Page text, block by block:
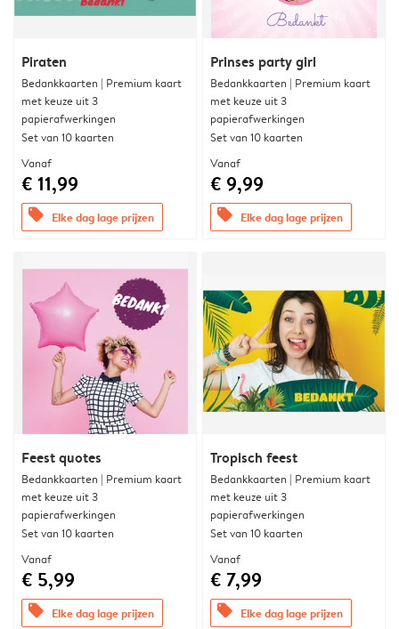
Piraten
Bedankkaarten | Premium kaart
met keuze uit 3
papierafwerkingen
Set van 10 kaarten
Vanaf
€ 11,99
offers Elke dag lage prijzen
Prinses party girl
Bedankkaarten | Premium kaart
met keuze uit 3
papierafwerkingen
Set van 10 kaarten
Vanaf
€ 9,99
offers Elke dag lage prijzen
Feest quotes
Bedankkaarten | Premium kaart
met keuze uit 3
papierafwerkingen
Set van 10 kaarten
Vanaf
€ 5,99
offers Elke dag lage prijzen
Tropisch feest
Bedankkaarten | Premium kaart
met keuze uit 3
papierafwerkingen
Set van 10 kaarten
Vanaf
€ 7,99
offers Elke dag lage prijzen